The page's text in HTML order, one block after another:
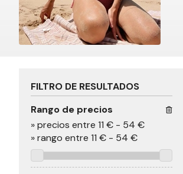
FILTRO DE RESULTADOS
Rango de precios
»precios entre 11 € - 54 €
»rango entre 11 € - 54 €